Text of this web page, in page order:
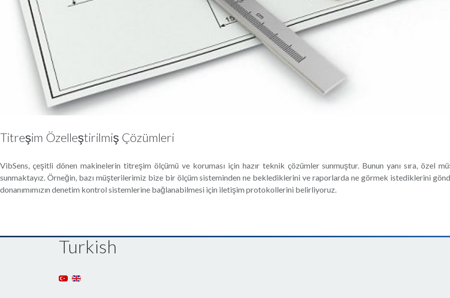
Titreşim Özelleştirilmiş Çözümleri
VibSens, çeşitli dönen makinelerin titreşim ölçümü ve koruması için hazır teknik çözümler sunmuştur. Bunun yanı sıra, özel
sunmaktayız. Örneğin, bazı müşterilerimiz bize bir ölçüm sisteminden ne beklediklerini ve raporlarda ne görmek istediklerini
donanımımızın denetim kontrol sistemlerine bağlanabilmesi için iletişim protokollerini belirliyoruz.
Turkish